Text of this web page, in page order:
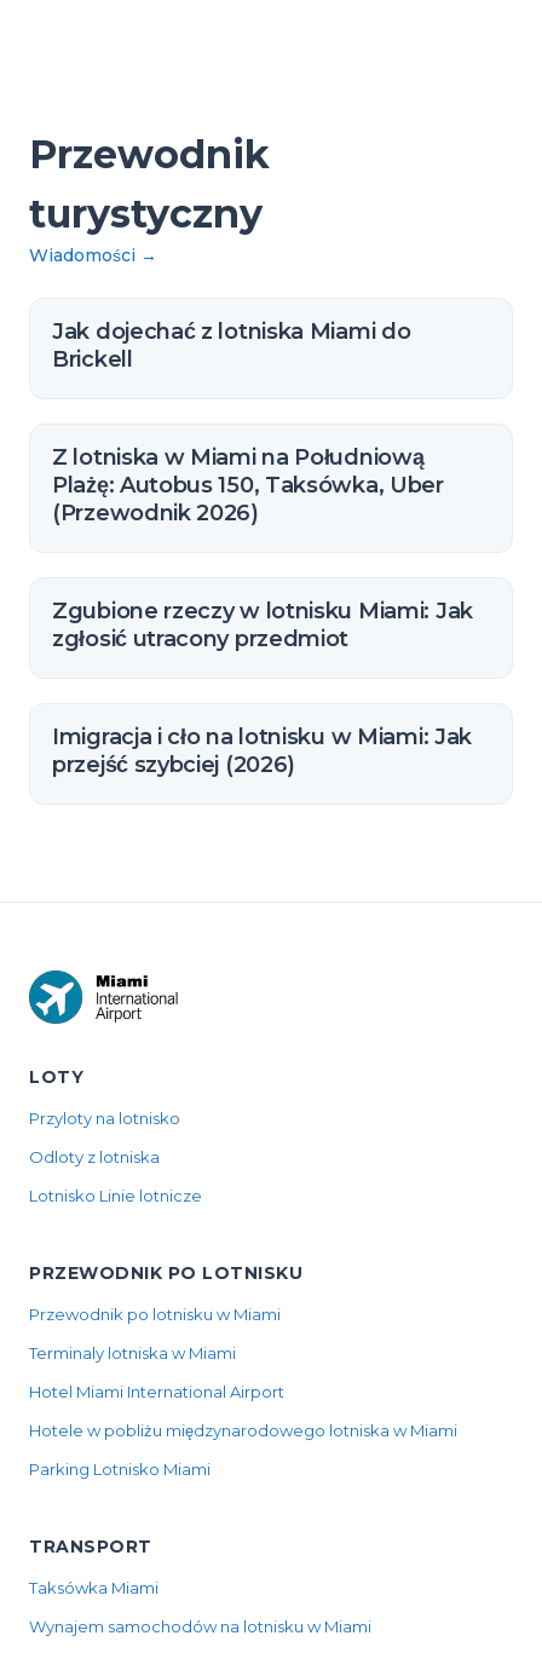
Przewodnik
turystyczny
Wiadomości →
Jak dojechać z lotniska Miami do
Brickell
Z lotniska w Miami na Południową
Plażę: Autobus 150, Taksówka, Uber
(Przewodnik 2026)
Zgubione rzeczy w lotnisku Miami: Jak
zgłosić utracony przedmiot
Imigracja i cło na lotnisku w Miami: Jak
przejść szybciej (2026)
LOTY
Przyloty na lotnisko
Odloty z lotniska
Lotnisko Linie lotnicze
PRZEWODNIK PO LOTNISKU
Przewodnik po lotnisku w Miami
Terminaly lotniska w Miami
Hotel Miami International Airport
Hotele w pobliżu międzynarodowego lotniska w Miami
Parking Lotnisko Miami
TRANSPORT
Taksówka Miami
Wynajem samochodów na lotnisku w Miami